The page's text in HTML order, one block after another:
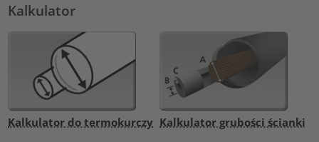
Kalkulator
Kalkulator do termokurczy Kalkulator grubości ścianki